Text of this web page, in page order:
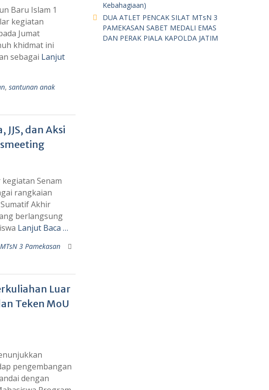
Baru Islam 1
kegiatan
Jumat
khidmat ini
sebagai Lanjut
, santunan anak
JJS, dan Aksi
Senam
rangkaian
Akhir
berlangsung
Lanjut Baca …
MTsN 3 Pamekasan
Luar
Teken MoU
pengembangan
dengan
Kebahagiaan)
DUA ATLET PENCAK SILAT MTsN 3
PAMEKASAN SABET MEDALI EMAS
DAN PERAK PIALA KAPOLDA JATIM